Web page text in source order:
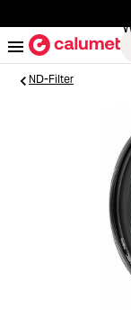
Video
ND-Filter